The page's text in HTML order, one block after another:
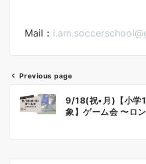
Mail：
投
稿
ナ
ビ
Previous page
9/18(祝•月)【小学
象】ゲーム会 〜ロ